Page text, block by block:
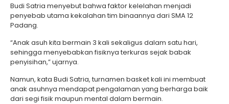
Budi Satria menyebut bahwa faktor kelelahan menjadi
penyebab utama kekalahan tim binaannya dari SMA 12
Padang.
“Anak asuh kita bermain 3 kali sekaligus dalam satu hari,
sehingga menyebabkan fisiknya terkuras sejak babak
penyisihan,” ujarnya.
Namun, kata Budi Satria, turnamen basket kali ini membuat
anak asuhnya mendapat pengalaman yang berharga baik
dari segi fisik maupun mental dalam bermain.